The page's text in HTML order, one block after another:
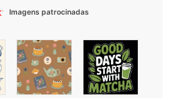
Imagens patrocinadas